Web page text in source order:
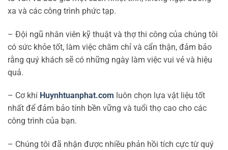
xa và các công trình phức tạp.
– Đội ngũ nhân viên kỹ thuật và thợ thi công của chúng tôi
có sức khỏe tốt, làm việc chăm chỉ và cẩn thận, đảm bảo
rằng quý khách sẽ có những ngày làm việc vui vẻ và hiệu
quả.
– Cơ khí Huynhtuanphat.com luôn chọn lựa vật liệu tốt
nhất để đảm bảo tính bền vững và tuổi thọ cao cho các
công trình của bạn.
– Chúng tôi đã nhận được nhiều phản hồi tích cực từ quý